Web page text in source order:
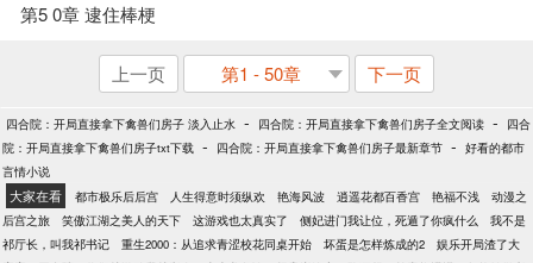
第5 0章 逮住棒梗
上一页 第1 - 50章 下一页
四合院：开局直接拿下禽兽们房子 淡入止水 - 四合院：开局直接拿下禽兽们房子全文阅读 -
四合
院：开局直接拿下禽兽们房子txt下载 - 四合院：开局直接拿下禽兽们房子最新章节 - 好看的都市
言情小说
大家在看 都市极乐后后宫 人生得意时须纵欢 艳海风波 逍遥花都百香宫 艳福不浅
动漫之
后宫之旅
笑傲江湖之美人的天下 这游戏也太真实了 侧妃进门我让位，死遁了你疯什么
我不是
祁厅长，叫我祁书记
重生2000：从追求青涩校花同桌开始 坏蛋是怎样炼成的2
娱乐开局渣了大